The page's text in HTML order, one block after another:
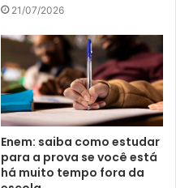
21/07/2026
Enem: saiba como estudar
para a prova se você está
há muito tempo fora da